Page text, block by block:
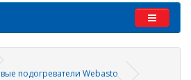
подогреватели Webasto